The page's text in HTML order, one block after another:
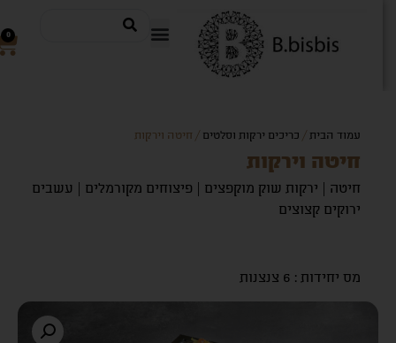
עמוד הבית/כריכים ירקות וסלטים/ חיטה וירקות
חיטה וירקות
חיטה | ירקות שוק מוקפצים | פיצוחים מקורמלים | עשבים
ירוקים קצוצים
מס יחידות : 6 צנצנות